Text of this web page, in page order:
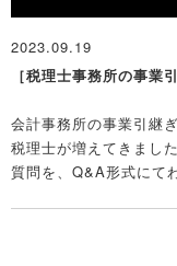
2023.09.19
［税理士事務所の事業
会計事務所の事業引継
税理士が増えてきまし
質問を、Q&A形式にて